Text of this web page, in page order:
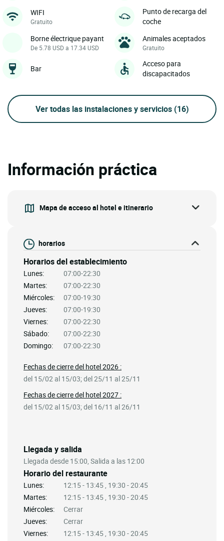
WIFI
Gratuito
Punto de recarga del
coche
Borne électrique payant
De 5.78 USD a 17.34 USD
Animales aceptados
Gratuito
Bar
Acceso para
discapacitados
Ver todas las instalaciones y servicios (16)
Información práctica
Mapa de acceso al hotel e itinerario
horarios
Horarios del establecimiento
Lunes:
07:00-22:30
Martes:
07:00-22:30
Miércoles:
07:00-19:30
Jueves:
07:00-19:30
Viernes:
07:00-22:30
Sábado:
07:00-22:30
Domingo:
07:00-22:30
Llegada y salida
Llegada desde 15:00, Salida a las 12:00
Horario del restaurante
Lunes:
12:15 - 13:45 , 19:30 - 20:45
Martes:
12:15 - 13:45 , 19:30 - 20:45
Miércoles:
Cerrar
Jueves:
Cerrar
Viernes:
12:15 - 13:45 , 19:30 - 20:45
Fechas de cierre del hotel 2026 :
del 15/02 al 15/03; del 25/11 al 25/11
Fechas de cierre del hotel 2027 :
del 15/02 al 15/03; del 16/11 al 26/11